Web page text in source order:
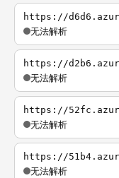
https://
无法解析
https://
无法解析
https://
无法解析
https://
无法解析